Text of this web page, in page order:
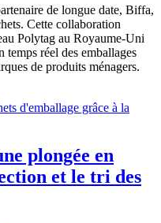
de longue date, Biffa,
Cette collaboration
Polytag au Royaume-Uni
temps réel des emballages
de produits ménagers.
plongée en
et le tri des